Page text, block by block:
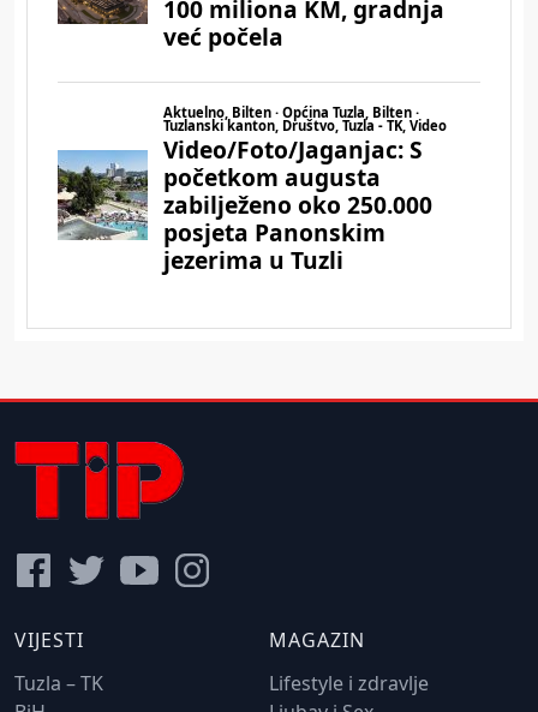
VIJESTI
Tuzla – TK
MAGAZIN
Lifestyle i zdravlje